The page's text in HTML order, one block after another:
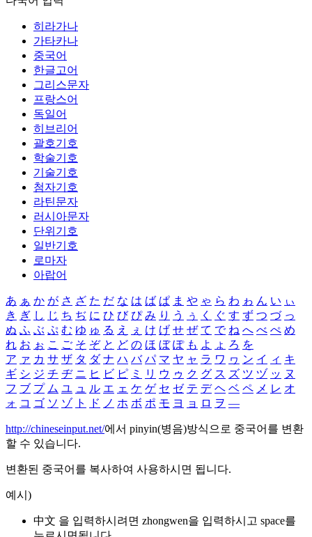
히라가나
가타카나
중국어
한글고어
그리스문자
프랑스어
독일어
히브리어
괄호기호
학술기호
기술기호
첨자기호
라틴문자
러시아문자
단위기호
일반기호
로마자
아랍어
あ ぁ か が さ ざ た だ な は ば ぱ ま や ゃ ら わ ゎ ん い ぃ
き ぎ し じ ち ぢ に ひ び ぴ み り う ぅ く ぐ す ず つ づ っ
ぬ ふ ぶ ぷ む ゆ ゅ る え ぇ け げ せ ぜ て で ね へ べ ぺ め
れ お ぉ こ ご そ ぞ と ど の ほ ぼ ぽ も よ ょ ろ を
ア ァ カ サ ザ タ ダ ナ ハ バ パ マ ヤ ャ ラ ワ ヮ ン イ ィ キ
ギ シ ジ チ ヂ ニ ヒ ビ ピ ミ リ ウ ゥ ク グ ス ズ ツ ヅ ッ ヌ
フ ブ プ ム ユ ュ ル エ ェ ケ ゲ セ ゼ テ デ ヘ ベ ペ メ レ オ
ォ コ ゴ ソ ゾ ト ド ノ ホ ボ ポ モ ヨ ョ ロ ヲ ―
http://chineseinput.net/에서 pinyin(병음)방식으로 중국어를 변환
할 수 있습니다.
변환된 중국어를 복사하여 사용하시면 됩니다.
예시)
中文 을 입력하시려면 zhongwen을 입력하시고 space를